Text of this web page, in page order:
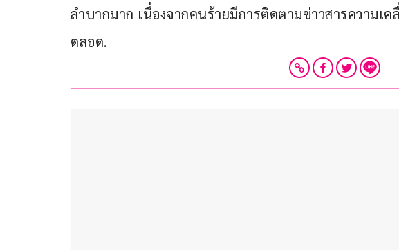
ลำบากมาก เนื่องจากคนร้ายมีการติดตามข่าวสารความเ
ตลอด.